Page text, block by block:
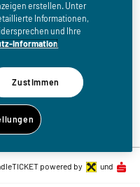
powered by und
erstellen. Unter
Informationen,
und Ihre
Information
Zustimmen